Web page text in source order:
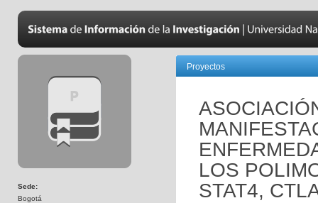
Sede:
Bogotá
Proyectos
LOS
STAT4,